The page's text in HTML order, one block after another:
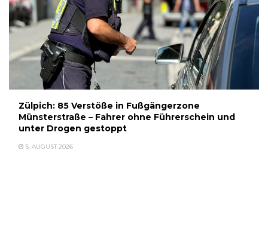
Zülpich: 85 Verstöße in Fußgängerzone
Münsterstraße – Fahrer ohne Führerschein und
unter Drogen gestoppt
5. AUGUST 2026